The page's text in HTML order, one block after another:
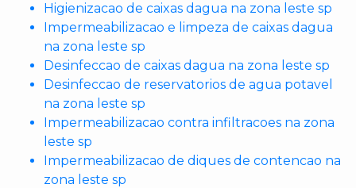
Higienizacao de caixas dagua na zona leste sp
Impermeabilizacao e limpeza de caixas dagua
na zona leste sp
Desinfeccao de caixas dagua na zona leste sp
Desinfeccao de reservatorios de agua potavel
na zona leste sp
Impermeabilizacao contra infiltracoes na zona
leste sp
Impermeabilizacao de diques de contencao na
zona leste sp